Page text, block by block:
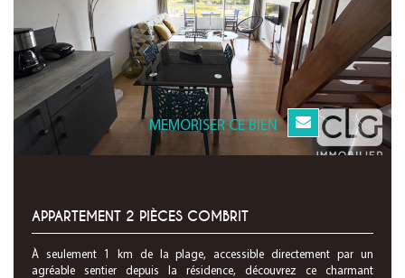
MEMORISER CE BIEN
APPARTEMENT 2 PIÈCES COMBRIT
À seulement 1 km de la plage, accessible directement par un
agréable sentier depuis la résidence, découvrez ce charmant